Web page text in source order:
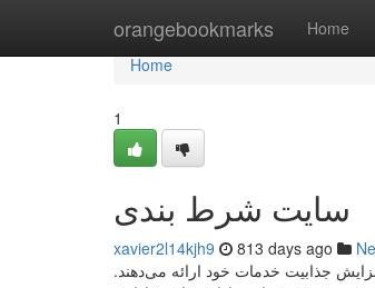
orangebookmarks Home
Home
Home
1
سایت شرط بندی
xavier2l14kjh9 813 days ago
جذابیت خدمات خود ارائه می‌دهند.